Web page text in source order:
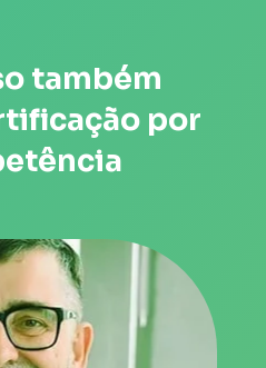
também
por